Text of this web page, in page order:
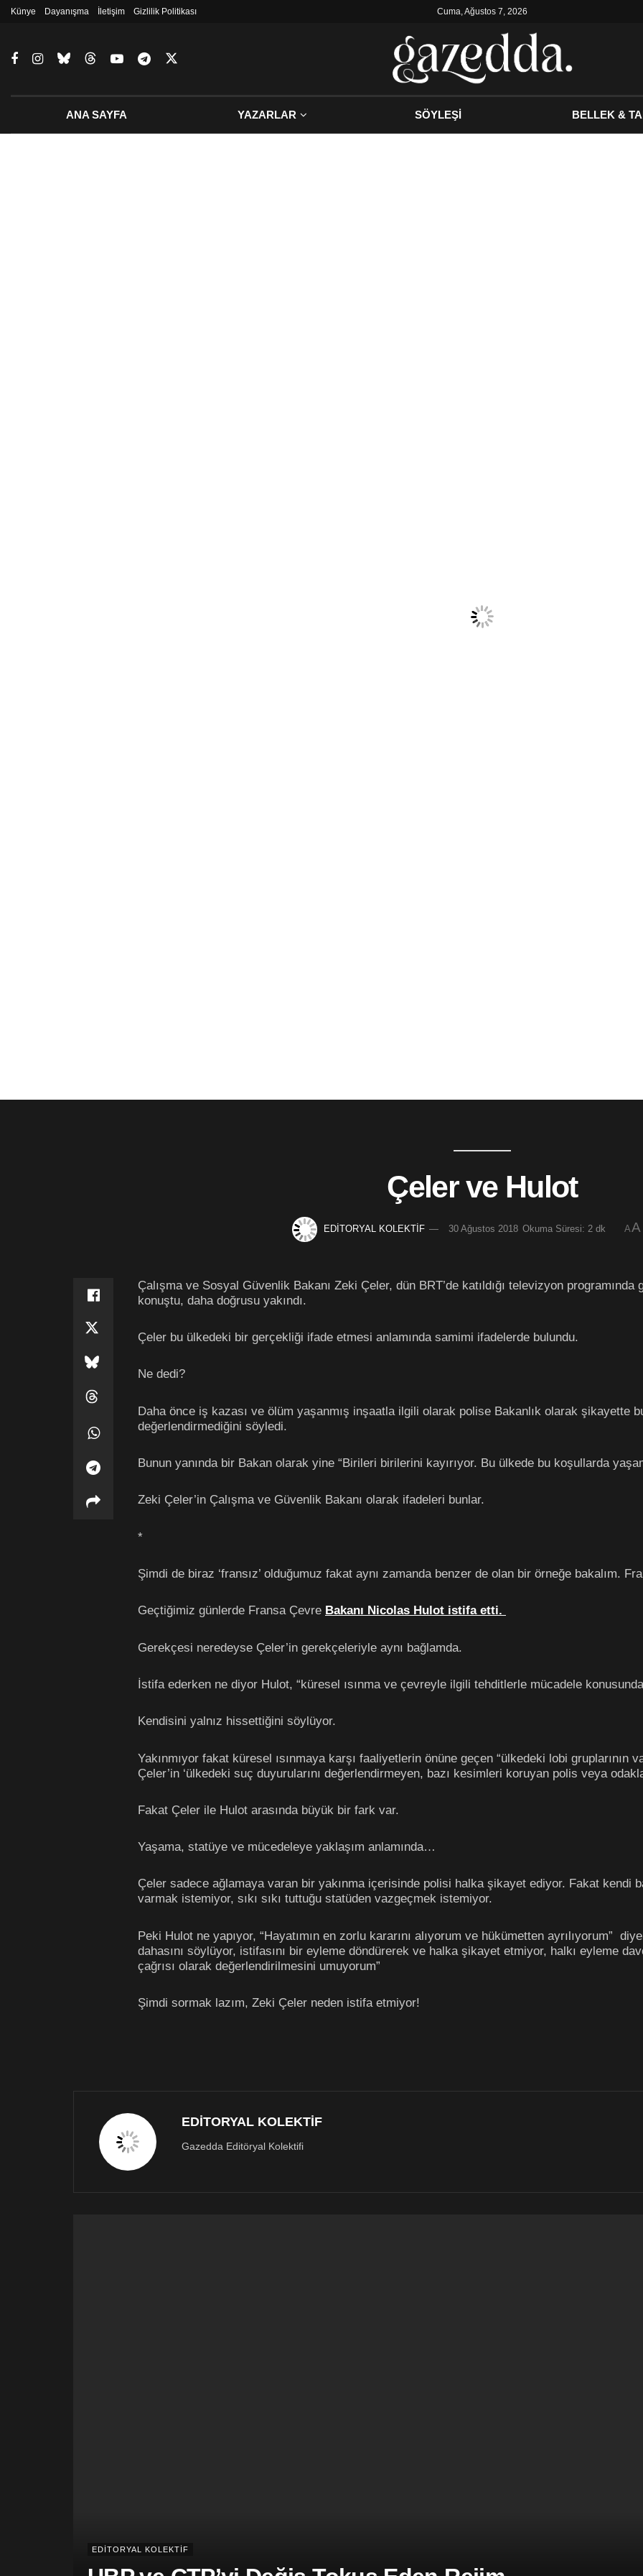
Künye Dayanışma İletişim Gizlilik Politikası Cuma, Ağustos 7, 2026
ANA SAYFA YAZARLAR SÖYLEŞİ BELLEK &
Çeler ve Hulot
EDİTORYAL KOLEKTİF 30 Ağustos 2018 Okuma Süresi: 2 dk AA
Çalışma ve Sosyal Güvenlik Bakanı Zeki Çeler, dün BRT’de katıldığı televizyon
konuştu, daha doğrusu yakındı.
Çeler bu ülkedeki bir gerçekliği ifade etmesi anlamında samimi ifadelerde bulundu.
Ne dedi?
Daha önce iş kazası ve ölüm yaşanmış inşaatla ilgili olarak polise Bakanlık olarak şikayette
değerlendirmediğini söyledi.
Bunun yanında bir Bakan olarak yine “Birileri birilerini kayırıyor. Bu ülkede bu koşullarda
Zeki Çeler’in Çalışma ve Güvenlik Bakanı olarak ifadeleri bunlar.
*
Şimdi de biraz ‘fransız’ olduğumuz fakat aynı zamanda benzer de olan bir örneğe bakalım.
Geçtiğimiz günlerde Fransa Çevre Bakanı Nicolas Hulot istifa etti.
Gerekçesi neredeyse Çeler’in gerekçeleriyle aynı bağlamda.
İstifa ederken ne diyor Hulot, “küresel ısınma ve çevreyle ilgili tehditlerle mücadele konusunda
Kendisini yalnız hissettiğini söylüyor.
Yakınmıyor fakat küresel ısınmaya karşı faaliyetlerin önüne geçen “ülkedeki lobi gruplarının
Çeler’in ‘ülkedeki suç duyurularını değerlendirmeyen, bazı kesimleri koruyan polis veya
Fakat Çeler ile Hulot arasında büyük bir fark var.
Yaşama, statüye ve mücedeleye yaklaşım anlamında…
Çeler sadece ağlamaya varan bir yakınma içerisinde polisi halka şikayet ediyor. Fakat kendi
varmak istemiyor, sıkı sıkı tuttuğu statüden vazgeçmek istemiyor.
Peki Hulot ne yapıyor, “Hayatımın en zorlu kararını alıyorum ve hükümetten ayrılıyorum”
dahasını söylüyor, istifasını bir eyleme döndürerek ve halka şikayet etmiyor, halkı eyleme
çağrısı olarak değerlendirilmesini umuyorum”
Şimdi sormak lazım, Zeki Çeler neden istifa etmiyor!
EDİTORYAL KOLEKTİF
Gazedda Editöryal Kolektifi
EDİTORYAL KOLEKTİF